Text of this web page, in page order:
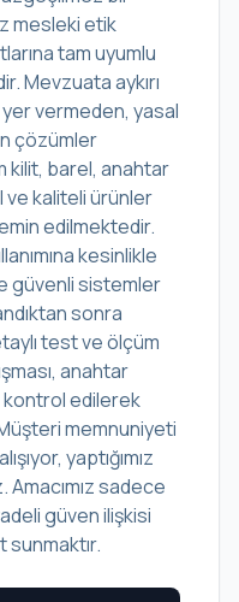
mesleki etik
tam uyumlu
Mevzuata aykırı
vermeden, yasal
çözümler
kilit, barel, anahtar
ve kaliteli ürünler
edilmektedir.
kesinlikle
güvenli sistemler
sonra
test ve ölçüm
anahtar
kontrol edilerek
memnuniyeti
yaptığımız
sadece
güven ilişkisi